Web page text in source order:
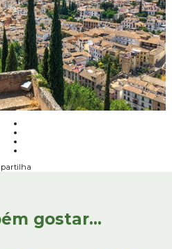
partilha
gostar...